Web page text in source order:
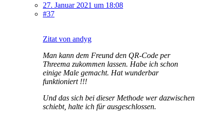
27. Januar 2021 um 18:08
#37
Zitat von andyg
Man kann dem Freund den QR-Code per
Threema zukommen lassen. Habe ich schon
einige Male gemacht. Hat wunderbar
funktioniert !!!
Und das sich bei dieser Methode wer dazwischen
schiebt, halte ich für ausgeschlossen.